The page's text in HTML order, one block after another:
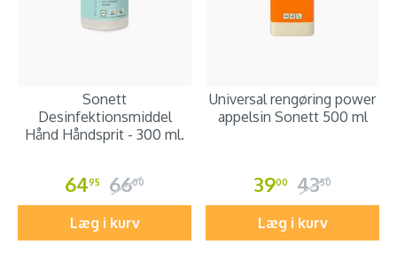
Sonett
Desinfektionsmiddel
Hånd Håndsprit - 300 ml.
6495 6600
Læg i kurv
Universal rengøring power
appelsin Sonett 500 ml
3900 4350
Læg i kurv